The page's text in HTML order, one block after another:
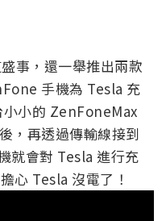
事，還一舉推出兩款
手機為 Tesla 充
小的 ZenFoneMax
，再透過傳輸線接到
就會對 Tesla 進行充
心 Tesla 沒電了！